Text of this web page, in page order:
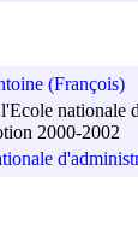
(François)
nationale
2000-2002